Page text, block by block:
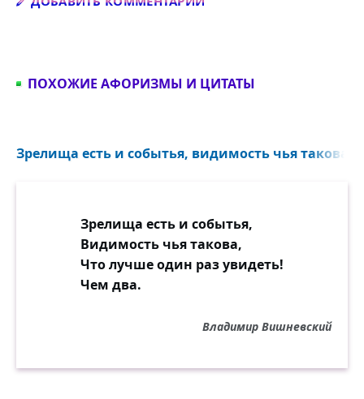
ПОХОЖИЕ АФОРИЗМЫ И ЦИТАТЫ
Зрелища есть и событья, видимость чья такова...
Зрелища есть и событья,
Видимость чья такова,
Что лучше один раз увидеть!
Чем два.
Владимир Вишневский